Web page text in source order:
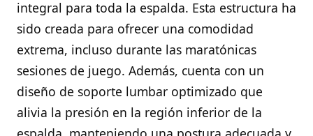
integral para toda la espalda. Esta estructura ha
sido creada para ofrecer una comodidad
extrema, incluso durante las maratónicas
sesiones de juego. Además, cuenta con un
diseño de soporte lumbar optimizado que
alivia la presión en la región inferior de la